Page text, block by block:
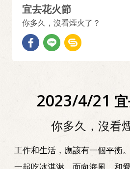
宜去花火節
你多久，沒看煙火了？
2023/4/21
你多久，沒看
工作和生活，應該有一個平衡
一起吃冰淇淋、面向海風，和